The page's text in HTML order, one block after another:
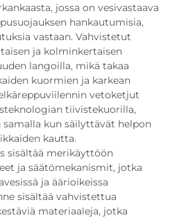
jossa on vesivastaava
hankautumisia,
vastaan. Vahvistetut
ja kolminkertaisen
langoilla, mikä takaa
kuormien ja karkean
vetoketjut
tiivistekuorilla,
samalla kun säilyttävät helpon
kautta.
sisältää merikäyttöön
ja säätömekanismit, jotka
ja äärioikeissa
sisältää vahvistettua
materiaaleja, jotka